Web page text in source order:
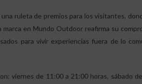
ruleta de premios para los visitantes,
marca en Mundo Outdoor reafirma su
para vivir experiencias fuera de lo
viernes de 11:00 a 21:00 horas, sábado